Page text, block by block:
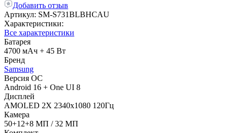
Добавить отзыв
Артикул: SM-S731BLBHCAU
Характеристики:
Все характеристики
Батарея
4700 мАч + 45 Вт
Бренд
Samsung
Версия ОС
Android 16 + One UI 8
Дисплей
AMOLED 2X 2340x1080 120Гц
Камера
50+12+8 МП / 32 МП